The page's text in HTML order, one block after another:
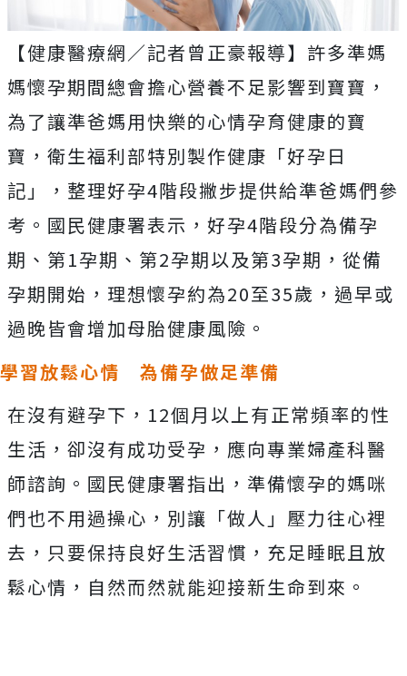
【健康醫療網／記者曾正豪報導】許多準媽
媽懷孕期間總會擔心營養不足影響到寶寶，
為了讓準爸媽用快樂的心情孕育健康的寶
寶，衛生福利部特別製作健康「好孕日
記」，整理好孕4階段撇步提供給準爸媽們參
考。國民健康署表示，好孕4階段分為備孕
期、第1孕期、第2孕期以及第3孕期，從備
孕期開始，理想懷孕約為20至35歲，過早或
過晚皆會增加母胎健康風險。
學習放鬆心情 為備孕做足準備
在沒有避孕下，12個月以上有正常頻率的性
生活，卻沒有成功受孕，應向專業婦產科醫
師諮詢。國民健康署指出，準備懷孕的媽咪
們也不用過操心，別讓「做人」壓力往心裡
去，只要保持良好生活習慣，充足睡眠且放
鬆心情，自然而然就能迎接新生命到來。